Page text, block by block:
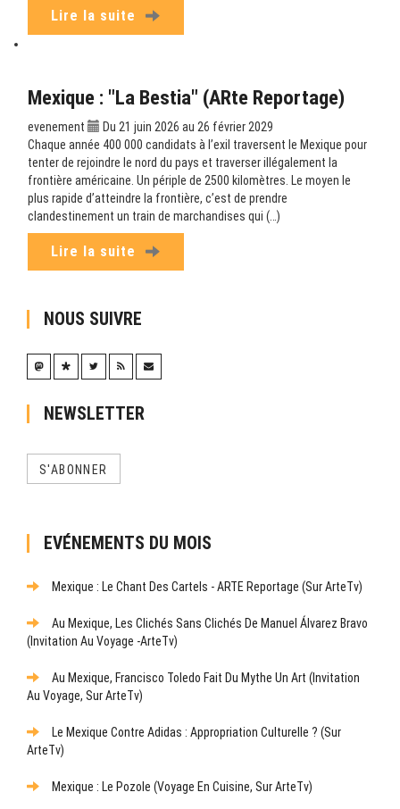
Lire la suite
Mexique : "La Bestia" (ARte Reportage)
evenement
Du 21 juin 2026 au 26 février 2029
Chaque année 400 000 candidats à l’exil traversent le Mexique pour
tenter de rejoindre le nord du pays et traverser illégalement la
frontière américaine. Un périple de 2500 kilomètres. Le moyen le
plus rapide d’atteindre la frontière, c’est de prendre
clandestinement un train de marchandises qui (…)
Lire la suite
NOUS SUIVRE
NEWSLETTER
S'ABONNER
EVÉNEMENTS DU MOIS
Mexique : Le Chant Des Cartels - ARTE Reportage (sur ArteTv)
Au Mexique, Les Clichés Sans Clichés De Manuel Álvarez Bravo
(Invitation Au Voyage -ArteTv)
Au Mexique, Francisco Toledo Fait Du Mythe Un Art (Invitation
Au Voyage, Sur ArteTv)
Le Mexique Contre Adidas : Appropriation Culturelle ? (sur
ArteTv)
Mexique : Le Pozole (Voyage En Cuisine, Sur ArteTv)